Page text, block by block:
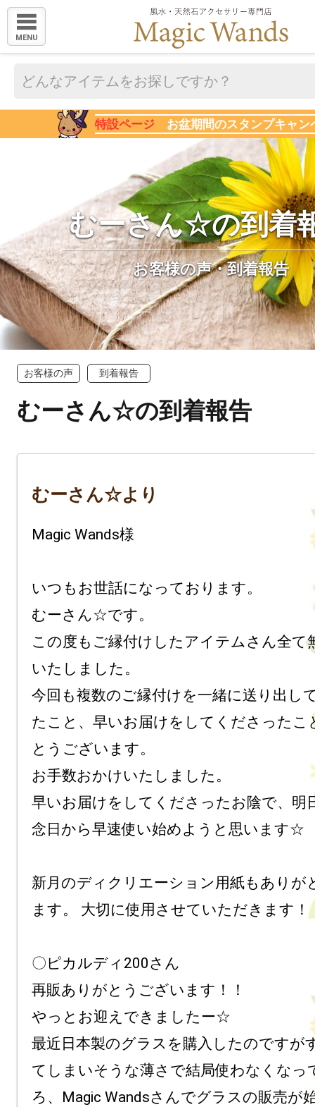
MENU
特設ページ お盆期間のスタンプキャン
むーさん☆の到着
お客様の声・到着報告
お客様の声 到着報告
むーさん☆の到着報告
むーさん☆より
Magic Wands様
いつもお世話になっております。
むーさん☆です。
この度もご縁付けしたアイテムさん全て
いたしました。
今回も複数のご縁付けを一緒に送り出し
たこと、早いお届けをしてくださったこ
とうございます。
お手数おかけいたしました。
早いお届けをしてくださったお陰で、明
念日から早速使い始めようと思います☆
新月のディクリエーション用紙もありが
ます。 大切に使用させていただきます！
〇ピカルディ200さん
再販ありがとうございます！！
やっとお迎えできましたー☆
最近日本製のグラスを購入したのですが
てしまいそうな薄さで結局使わなくなっ
ろ、Magic Wandsさんでグラスの販売が